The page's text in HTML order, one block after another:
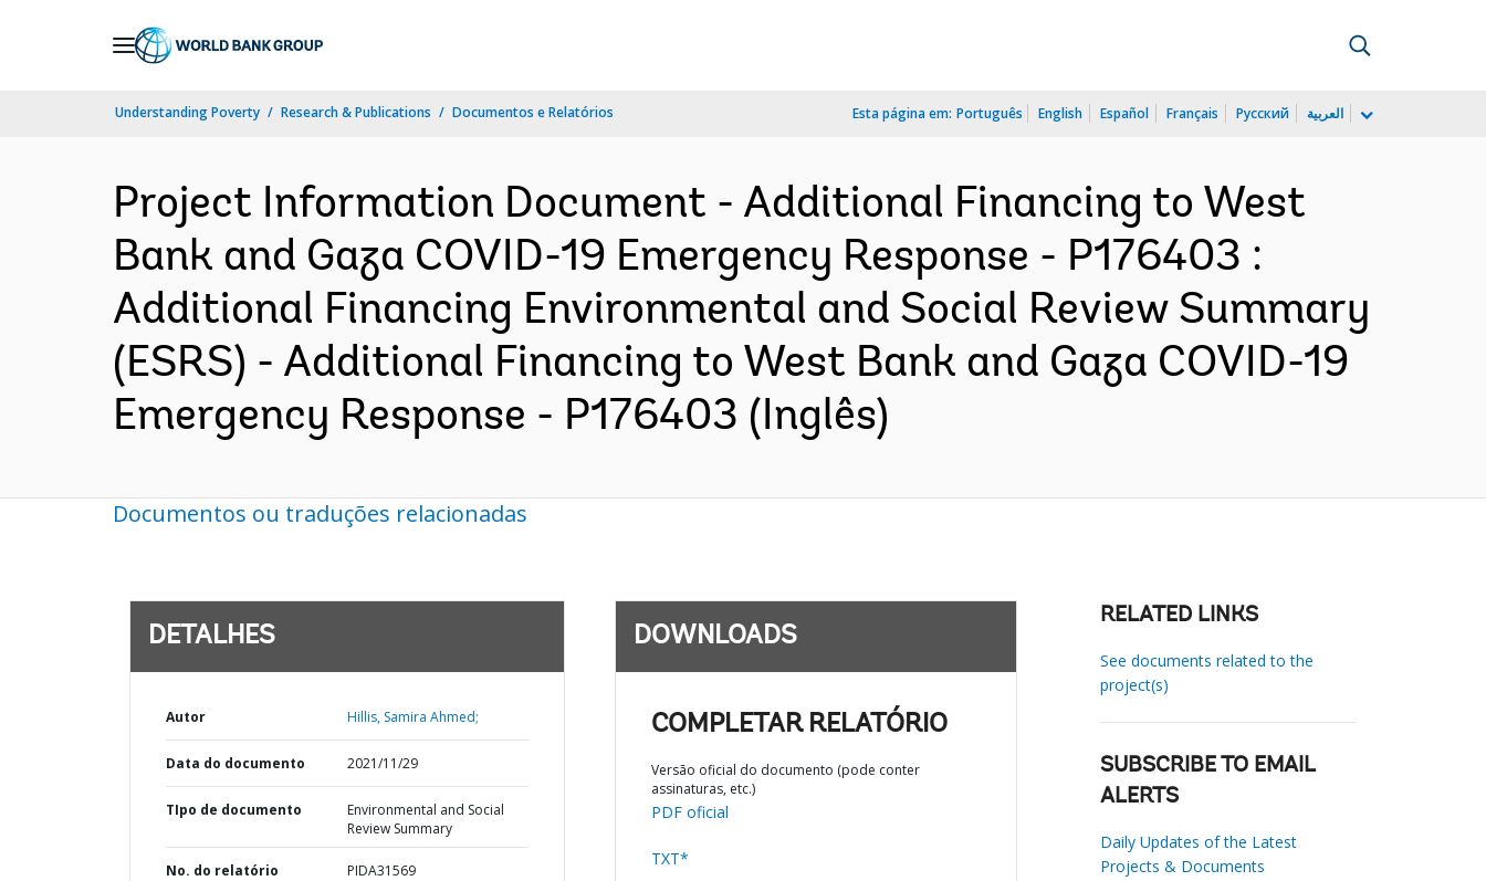
Understanding Poverty Research & Publications Documentos e Relatórios Esta página em: Português English Español Français Русский العربية
Project Information Document - Additional Financing to West
Bank and Gaza COVID-19 Emergency Response - P176403 :
Additional Financing Environmental and Social Review Summary
(ESRS) - Additional Financing to West Bank and Gaza COVID-19
Emergency Response - P176403 (Inglês)
Documentos ou traduções relacionadas
DETALHES
Autor Hillis, Samira Ahmed;
Data do documento 2021/11/29
TIpo de documento
Environmental and Social
Review Summary
No. do relatório PIDA31569
DOWNLOADS
COMPLETAR RELATÓRIO
Versão oficial do documento (pode conter
assinaturas, etc.)
PDF oficial
TXT*
RELATED LINKS
See documents related to the
project(s)
SUBSCRIBE TO EMAIL
ALERTS
Daily Updates of the Latest
Projects & Documents